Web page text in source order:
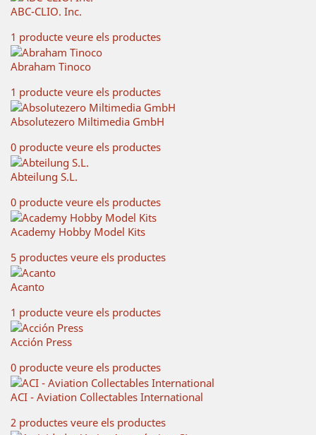
ABC-CLIO. Inc.
1 producte veure els productes
Abraham Tinoco
1 producte veure els productes
Absolutezero Miltimedia GmbH
0 producte veure els productes
Abteilung S.L.
0 producte veure els productes
Academy Hobby Model Kits
5 productes veure els productes
Acanto
1 producte veure els productes
Acción Press
0 producte veure els productes
ACI - Aviation Collectables International
2 productes veure els productes